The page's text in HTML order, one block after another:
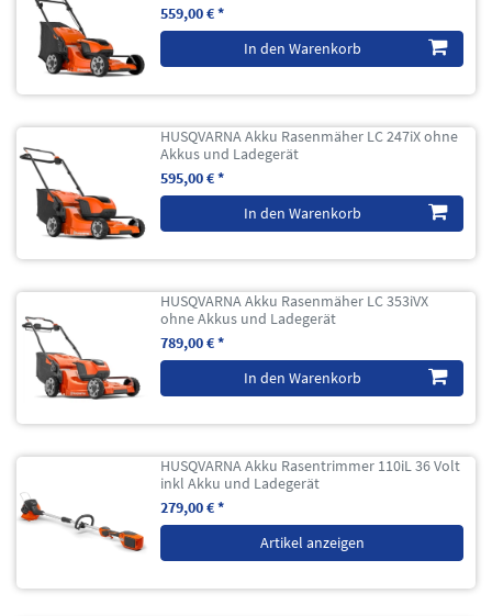
559,00 € *
In den Warenkorb
HUSQVARNA Akku Rasenmäher LC 247iX ohne
Akkus und Ladegerät
595,00 € *
In den Warenkorb
HUSQVARNA Akku Rasenmäher LC 353iVX
ohne Akkus und Ladegerät
789,00 € *
In den Warenkorb
HUSQVARNA Akku Rasentrimmer 110iL 36 Volt
inkl Akku und Ladegerät
279,00 € *
Artikel anzeigen